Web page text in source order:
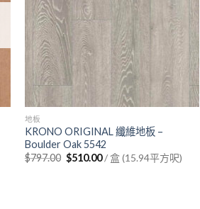
地板
KRONO ORIGINAL 纖維地板 –
Boulder Oak 5542
$797.00 Original
price
$510.00Current
price
/ 盒 (15.94平方呎)